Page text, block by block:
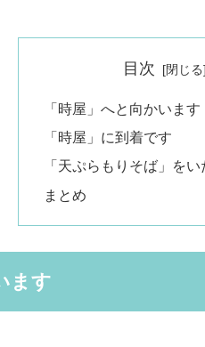
目次
「時屋」へと向かいます
「時屋」に到着です
「天ぷらもりそば」を
まとめ
ます